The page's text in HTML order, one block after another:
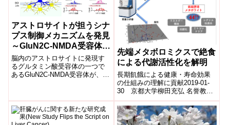
アストロサイトが担うシナ
プス制御メカニズムを発見
～GluN2C-NMDA受容体が
シナプス強度分布幅を拡大
する～
脳内のアストロサイトに発現す
るグルタミン酸受容体の一つで
あるGluN2C-NMDA受容体が、海
ました。
先端メタボロミクスで絶食
による代謝活性化を解明
長期飢餓による健康・寿命効果
の仕組みの理解に貢献2019-01-
30 京都大学柳田充弘 名誉教授
(沖縄科学技術大学院大学教授)、
近藤祥司 医学部附属病院准教
授、...